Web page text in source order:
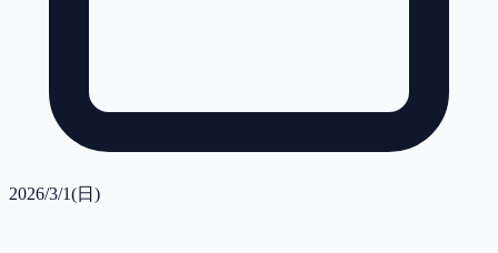
2026/3/1(日)